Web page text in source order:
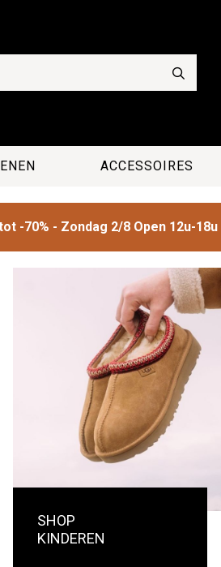
ACCESSOIRES
-70% - Zondag 2/8 Open 12u-18u
SHOP
KINDEREN